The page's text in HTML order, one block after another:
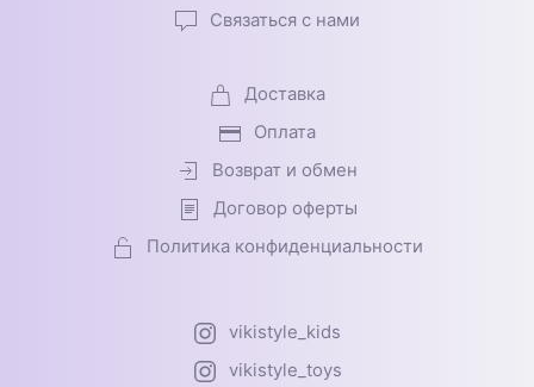
Связаться с нами
Доставка
Оплата
Возврат и обмен
Договор оферты
Политика конфиденциальности
vikistyle_kids
vikistyle_toys